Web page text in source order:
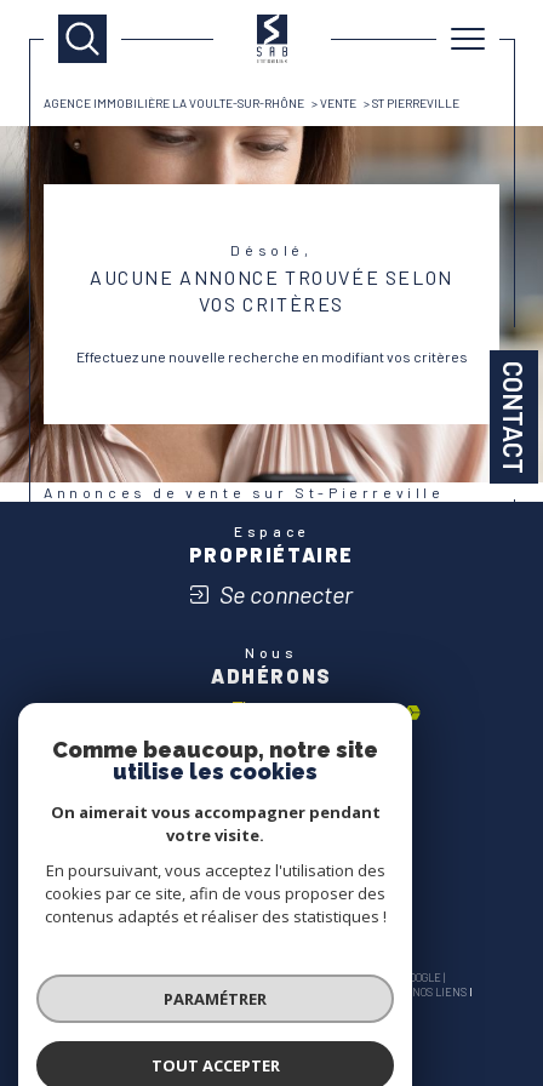
CONTACT
AGENCE IMMOBILIÈRE LA VOULTE-SUR-RHÔNE VENTE ST PIERREVILLE
Désolé,
AUCUNE ANNONCE TROUVÉE SELON
VOS CRITÈRES
Effectuez une nouvelle recherche en modifiant vos critères
Annonces de vente sur St-Pierreville
Espace
PROPRIÉTAIRE
Se connecter
Nous
ADHÉRONS
© 2026 | TOUS DROITS RÉSERVÉS | TRADUCTION POWERED BY GOOGLE |
PLAN DU SITE MENTIONS LÉGALES ADMIN
NOS LIENS
POLITIQUE RGPD
Comme beaucoup, notre site
utilise les cookies
On aimerait vous accompagner pendant
votre visite.
En poursuivant, vous acceptez l'utilisation des
cookies par ce site, afin de vous proposer des
contenus adaptés et réaliser des statistiques !
PARAMÉTRER
TOUT ACCEPTER